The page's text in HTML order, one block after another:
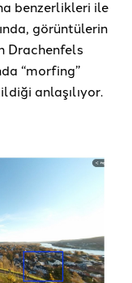
benzerlikleri ile
görüntülerin
Drachenfels
“morfing”
anlaşılıyor.